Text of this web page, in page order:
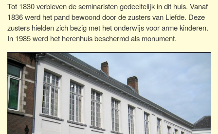
Tot 1830 verbleven de seminaristen gedeeltelijk in dit huis. Vanaf
1836 werd het pand bewoond door de zusters van Liefde. Deze
zusters hielden zich bezig met het onderwijs voor arme kinderen.
In 1985 werd het herenhuis beschermd als monument.